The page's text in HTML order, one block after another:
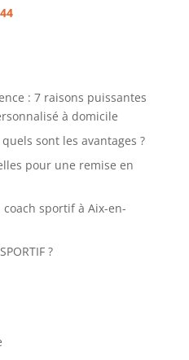
: 7 raisons puissantes
à domicile
sont les avantages ?
pour une remise en
sportif à Aix-en-
?